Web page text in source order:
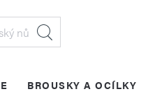
BROUSKY A OCÍLKY